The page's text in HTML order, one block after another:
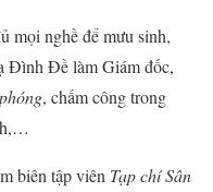
mọi nghề để mưu sinh,
Đình Đề làm Giám đốc,
, chấm công trong
biên tập viên Tạp chí Sân